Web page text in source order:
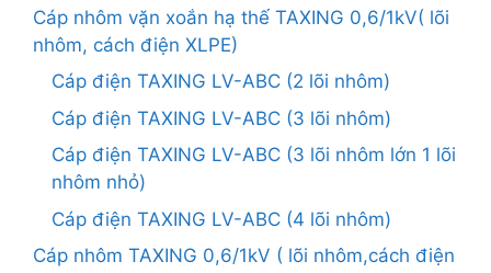
Cáp nhôm vặn xoắn hạ thế TAXING 0,6/1kV( lõi
nhôm, cách điện XLPE)
Cáp điện TAXING LV-ABC (2 lõi nhôm)
Cáp điện TAXING LV-ABC (3 lõi nhôm)
Cáp điện TAXING LV-ABC (3 lõi nhôm lớn 1 lõi
nhôm nhỏ)
Cáp điện TAXING LV-ABC (4 lõi nhôm)
Cáp nhôm TAXING 0,6/1kV ( lõi nhôm,cách điện